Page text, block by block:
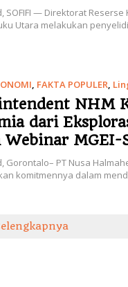
SOFIFI — Direktorat
Utara melakukan
, FAKTA POPULER,
NHM
dari
Webinar MGEI-
Gorontalo– PT Nusa
komitmennya dalam